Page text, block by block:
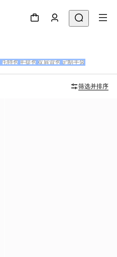
托特包 手提包 双肩背包 定制手袋
筛选并排序